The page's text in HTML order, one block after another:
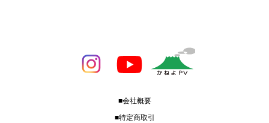
■会社概要
■特定商取引